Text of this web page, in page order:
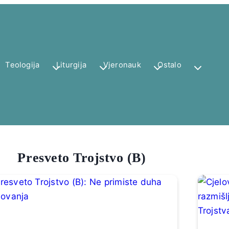
Teologija Liturgija Vjeronauk Ostalo
Presveto Trojstvo (B)